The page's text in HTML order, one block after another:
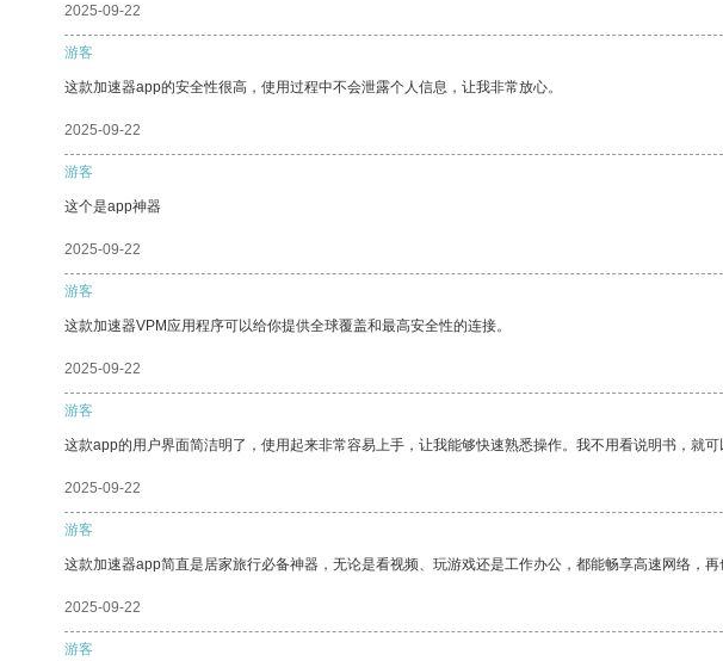
2025-09-22
游客
这款加速器app的安全性很高，使用过程中不会泄露个人信息，让我非常放心。
2025-09-22
游客
这个是app神器
2025-09-22
游客
这款加速器VPM应用程序可以给你提供全球覆盖和最高安全性的连接。
2025-09-22
游客
这款app的用户界面简洁明了，使用起来非常容易上手，让我能够快速熟悉操作。我不用看说明书，就可
2025-09-22
游客
这款加速器app简直是居家旅行必备神器，无论是看视频、玩游戏还是工作办公，都能畅享高速网络，
2025-09-22
游客